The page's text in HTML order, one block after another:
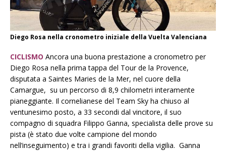
Diego Rosa nella cronometro iniziale della Vuelta Valenciana
CICLISMO Ancora una buona prestazione a cronometro per
Diego Rosa nella prima tappa del Tour de la Provence,
disputata a Saintes Maries de la Mer, nel cuore della
Camargue, su un percorso di 8,9 chilometri interamente
pianeggiante. Il cornelianese del Team Sky ha chiuso al
ventunesimo posto, a 33 secondi dal vincitore, il suo
compagno di squadra Filippo Ganna, specialista delle prove su
pista (è stato due volte campione del mondo
nell’inseguimento) e tra i grandi favoriti della vigilia. Ganna